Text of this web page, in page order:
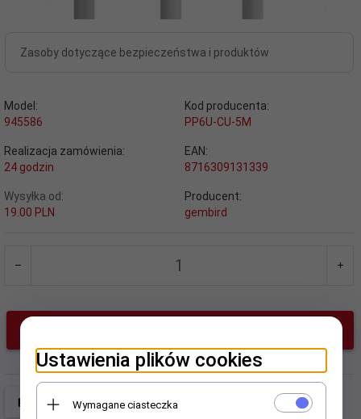
Zasoby dotyczące bezpieczeństwa i produktów
Model:
945586
Kod producenta:
PP6U-CU-5M
Realizacja zamówienia:
24 godzin
EAN:
8716309131339
Wysyłka od:
19.00 PLN
Producent:
gembird
Ustawienia plików cookies
Wymagane ciasteczka